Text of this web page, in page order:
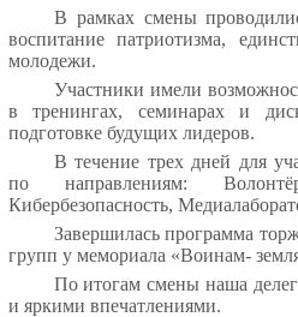
В рамках смены
воспитание патриотизма,
молодежи.
Участники имели
в тренингах, семинарах и
подготовке будущих лидеров.
В течение трех дней для
по направлениям:
Кибербезопасность,
Завершилась программа
групп у мемориала «Воинам-
По итогам смены наша
и яркими впечатлениями.